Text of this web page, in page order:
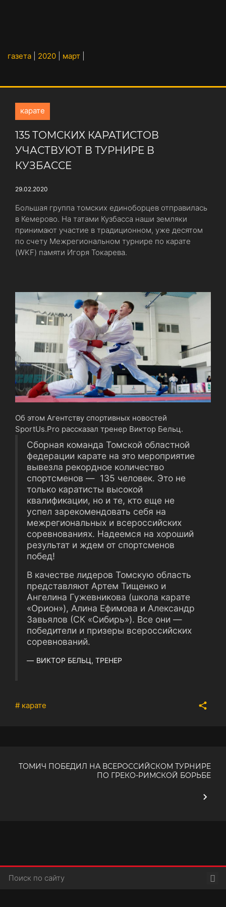
газета 2020 март
карате
135 ТОМСКИХ КАРАТИСТОВ
УЧАСТВУЮТ В ТУРНИРЕ В
КУЗБАССЕ
29.02.2020
Большая группа томских единоборцев отправилась
в Кемерово. На татами Кузбасса наши земляки
принимают участие в традиционном, уже десятом
по счету Межрегиональном турнире по карате
(WKF) памяти Игоря Токарева.
Об этом Агентству спортивных новостей
SportUs.Pro рассказал тренер Виктор Бельц.
Сборная команда Томской областной
федерации карате на это мероприятие
вывезла рекордное количество
спортсменов ― 135 человек. Это не
только каратисты высокой
квалификации, но и те, кто еще не
успел зарекомендовать себя на
межрегиональных и всероссийских
соревнованиях. Надеемся на хороший
результат и ждем от спортсменов
побед!
В качестве лидеров Томскую область
представляют Артем Тищенко и
Ангелина Гужевникова (школа карате
«Орион»), Алина Ефимова и Александр
Завьялов (СК «Сибирь»). Все они ―
победители и призеры всероссийских
соревнований.
ВИКТОР БЕЛЬЦ, ТРЕНЕР
# карате
ТОМИЧ ПОБЕДИЛ НА ВСЕРОССИЙСКОМ ТУРНИРЕ
ПО ГРЕКО-РИМСКОЙ БОРЬБЕ